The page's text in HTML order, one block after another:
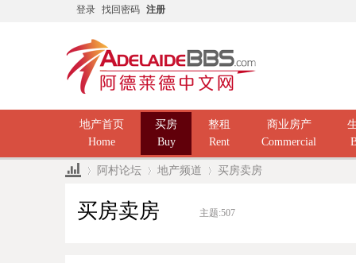
登录 找回密码 注册
地产首页
Home
买房
Buy
整租
Rent
商业房产
Commercial
阿村论坛 地产频道 买房卖房
买房卖房 主题:507